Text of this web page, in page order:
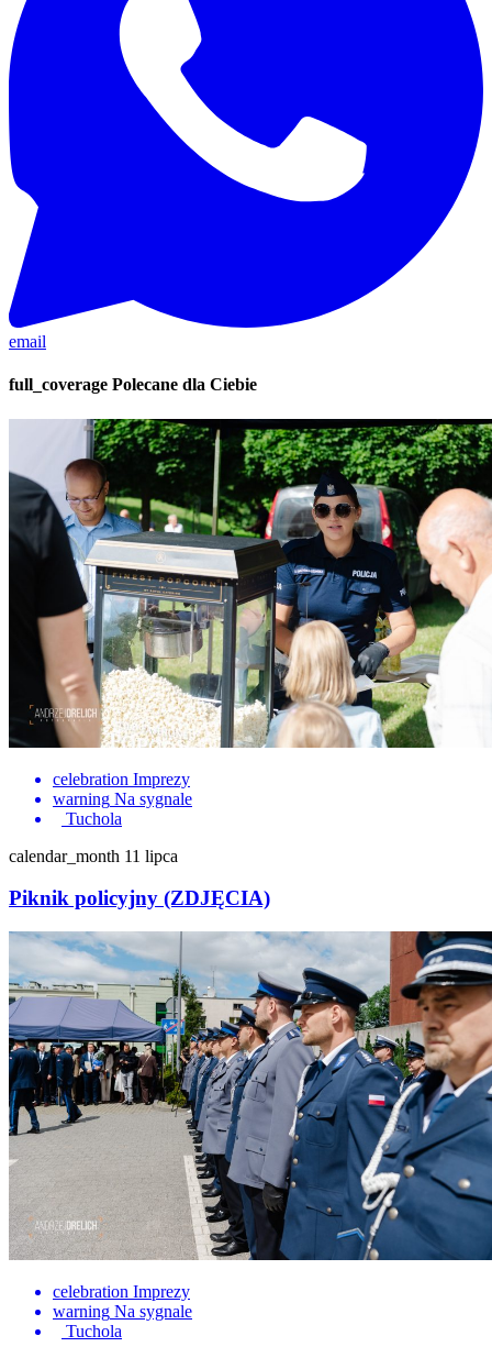
email
full_coverage Polecane dla Ciebie
celebration Imprezy
warning Na sygnale
Tuchola
calendar_month 11 lipca
Piknik policyjny (ZDJĘCIA)
celebration Imprezy
warning Na sygnale
Tuchola